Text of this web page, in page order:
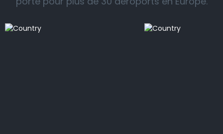
Nous vous proposons un service de taxi professionnel
et fiable vers et depuis les gares ferroviaires, les
aéroports et les ports de croisière dans toutes les